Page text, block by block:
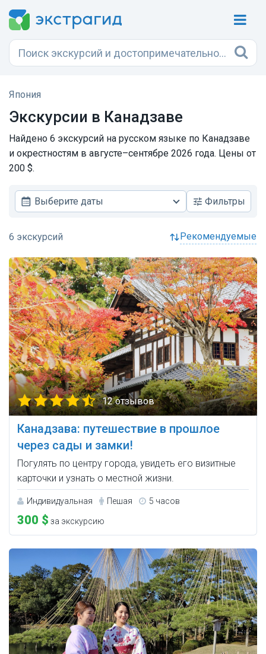
Япония
Экскурсии в Канадзаве
Найдено 6 экскурсий на русском языке по Канадзаве
и окрестностям в августе–сентябре 2026 года. Цены от
200 $.
Выберите даты Фильтры
рекомендуемые
12 отзывов
Канадзава: путешествие в прошлое
через сады и замки!
Погулять по центру города, увидеть его визитные
карточки и узнать о местной жизни.
Индивидуальная Пешая 5 часов
300 $ за экскурсию